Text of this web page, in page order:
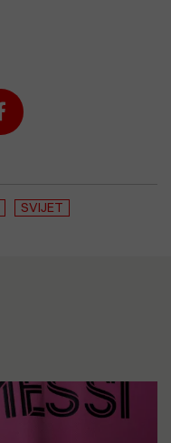
SVIJET